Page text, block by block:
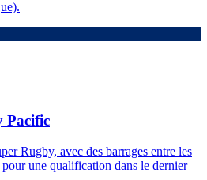
Pacific
Rugby, avec des barrages entre les
une qualification dans le dernier